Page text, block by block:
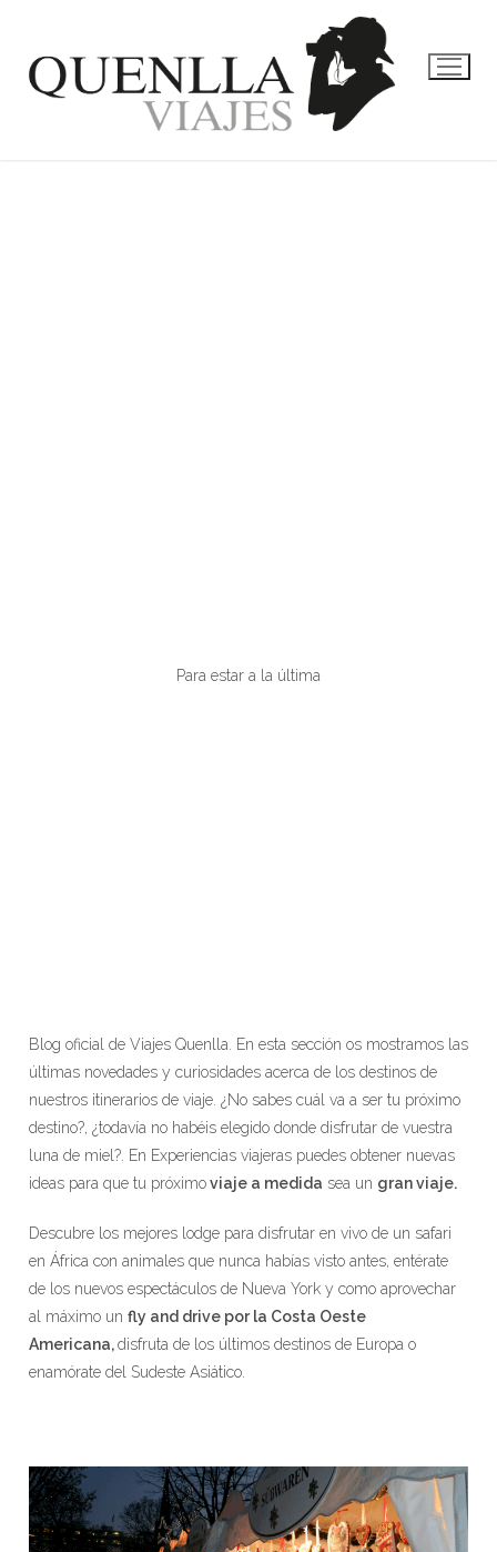
Para estar a la última
Blog oficial de Viajes Quenlla. En esta sección os mostramos las
últimas novedades y curiosidades acerca de los destinos de
nuestros itinerarios de viaje. ¿No sabes cuál va a ser tu próximo
destino?, ¿todavía no habéis elegido donde disfrutar de vuestra
luna de miel?. En Experiencias viajeras puedes obtener nuevas
ideas para que tu próximoviaje a medida sea un gran viaje.
Descubre los mejores lodge para disfrutar en vivo de un safari
en África con animales que nunca habías visto antes, entérate
de los nuevos espectáculos de Nueva York y como aprovechar
al máximo un fly and drive por la Costa Oeste
Americana,disfruta de los últimos destinos de Europa o
enamórate del Sudeste Asiático.